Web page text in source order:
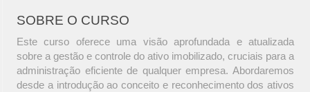
SOBRE O CURSO
Este curso oferece uma visão aprofundada e atualizada
sobre a gestão e controle do ativo imobilizado, cruciais para a
administração eficiente de qualquer empresa. Abordaremos
desde a introdução ao conceito e reconhecimento dos ativos